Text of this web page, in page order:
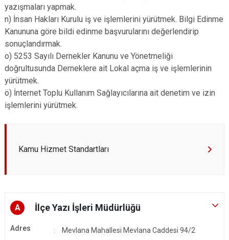
yazışmaları yapmak.
n) İnsan Hakları Kurulu iş ve işlemlerini yürütmek. Bilgi Edinme
Kanununa göre bildi edinme başvurularını değerlendirip
sonuçlandırmak.
o) 5253 Sayılı Dernekler Kanunu ve Yönetmeliği
doğrultusunda Derneklere ait Lokal açma iş ve işlemlerinin
yürütmek.
ö) İnternet Toplu Kullanım Sağlayıcılarına ait denetim ve izin
işlemlerini yürütmek.
Kamu Hizmet Standartları
A İlçe Yazı İşleri Müdürlüğü
Adres
Mevlana Mahallesi Mevlana Caddesi 94/2